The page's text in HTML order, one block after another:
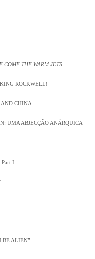
COME THE WARM JETS
ROCKWELL!
CHINA
UMA ABJECÇÃO ANÁRQUICA
Part I
BE ALIEN”